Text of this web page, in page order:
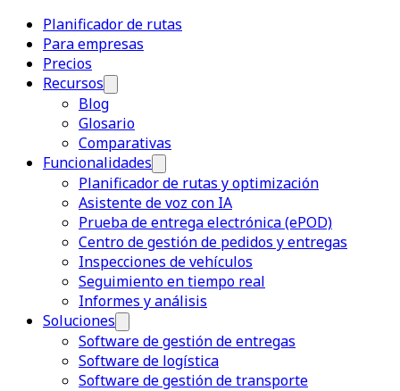
Planificador de rutas
Para empresas
Precios
Recursos
Blog
Glosario
Comparativas
Funcionalidades
Planificador de rutas y optimización
Asistente de voz con IA
Prueba de entrega electrónica (ePOD)
Centro de gestión de pedidos y entregas
Inspecciones de vehículos
Seguimiento en tiempo real
Informes y análisis
Soluciones
Software de gestión de entregas
Software de logística
Software de gestión de transporte